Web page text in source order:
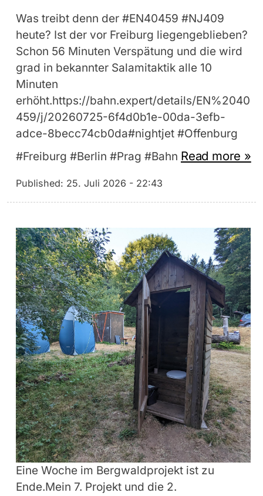
Was treibt denn der #EN40459 #NJ409
heute? Ist der vor Freiburg liegengeblieben?
Schon 56 Minuten Verspätung und die wird
grad in bekannter Salamitaktik alle 10
Minuten
erhöht.https://bahn.expert/details/EN%2040
459/j/20260725-6f4d0b1e-00da-3efb-
adce-8becc74cb0da#nightjet #Offenburg
#Freiburg #Berlin #Prag #Bahn Read more »
Published: 25. Juli 2026 - 22:43
Eine Woche im Bergwaldprojekt ist zu
Ende.Mein 7. Projekt und die 2.